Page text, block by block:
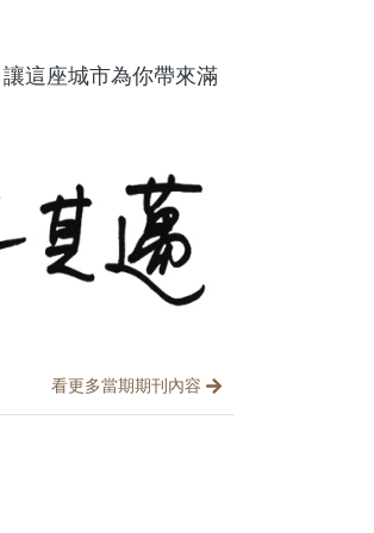
這座城市為你帶來滿
看更多當期期刊內容